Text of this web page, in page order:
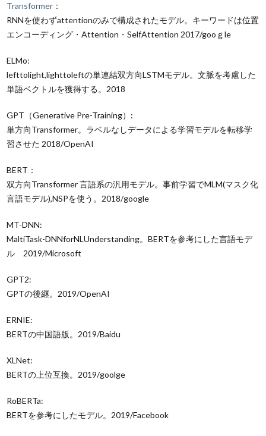
Transformer ：
RNNを使わずattentionのみで構成されたモデル。キーワードは位置
エンコーディング・Attention・SelfAttention 2017/gooｇle
ELMo:
lefttolight,lighttoleftの単連結双方向LSTMモデル。文脈を考慮した
単語ベクトルを獲得する。2018
GPT（Generative Pre-Training）:
単方向Transformer。ラベルなしデータによる学習モデルを転移学
習させた 2018/OpenAI
BERT：
双方向Transformer 言語系の汎用モデル。事前学習でMLM(マスク化
言語モデル),NSPを使う。2018/google
MT-DNN:
MaltiTask-DNNforNLUnderstanding。BERTを参考にした言語モデ
ル 2019/Microsoft
GPT2:
GPTの後継。2019/OpenAI
ERNIE:
BERTの中国語版。2019/Baidu
XLNet:
BERTの上位互換。2019/goolge
RoBERTa:
BERTを参考にしたモデル。2019/Facebook